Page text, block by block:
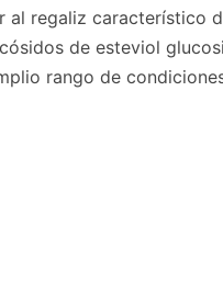
regaliz característico
de esteviol
rango de